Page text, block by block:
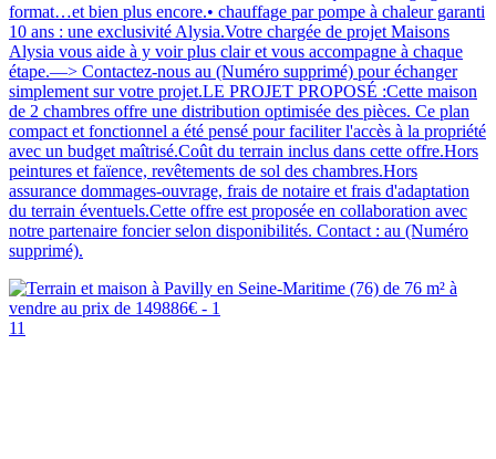
format…et bien plus encore.• chauffage par pompe à chaleur garanti
10 ans : une exclusivité Alysia.Votre chargée de projet Maisons
Alysia vous aide à y voir plus clair et vous accompagne à chaque
étape.—> Contactez-nous au (Numéro supprimé) pour échanger
simplement sur votre projet.LE PROJET PROPOSÉ :Cette maison
de 2 chambres offre une distribution optimisée des pièces. Ce plan
compact et fonctionnel a été pensé pour faciliter l'accès à la propriété
avec un budget maîtrisé.Coût du terrain inclus dans cette offre.Hors
peintures et faïence, revêtements de sol des chambres.Hors
assurance dommages-ouvrage, frais de notaire et frais d'adaptation
du terrain éventuels.Cette offre est proposée en collaboration avec
notre partenaire foncier selon disponibilités. Contact : au (Numéro
supprimé).
11